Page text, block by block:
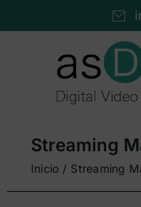
Producción
Streaming
Inicio Streaming